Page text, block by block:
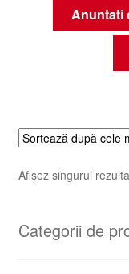
Anuntati
Afișez singurul
Categorii de